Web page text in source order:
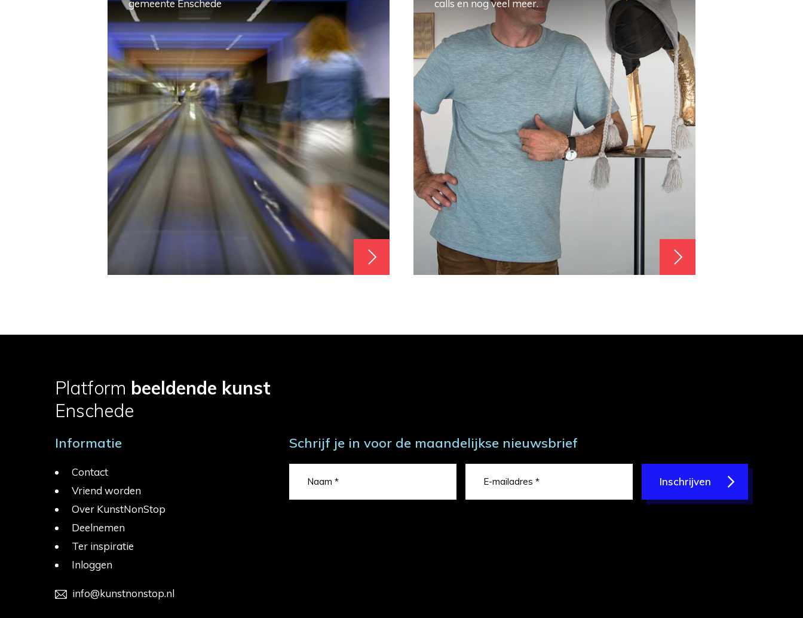
gemeente Enschede
calls en nog veel meer.
Platform beeldende kunst
Enschede
Informatie
Contact
Vriend worden
Over KunstNonStop
Deelnemen
Ter inspiratie
Inloggen
info@kunstnonstop.nl
Schrijf je in voor de maandelijkse nieuwsbrief
Inschrijven